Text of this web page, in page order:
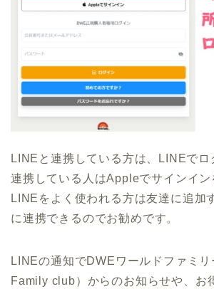
LINEと連携している方は、LINEでロ
連携している人はAppleでサインイン
LINEをよく使われる方は友達に追加
に連携できるのでお勧めです。
LINEの通知でDWEワールドファミ
Family club）からのお知らせや、お